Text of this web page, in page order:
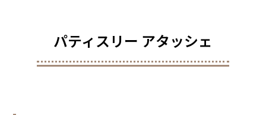
パティスリー アタッシェ